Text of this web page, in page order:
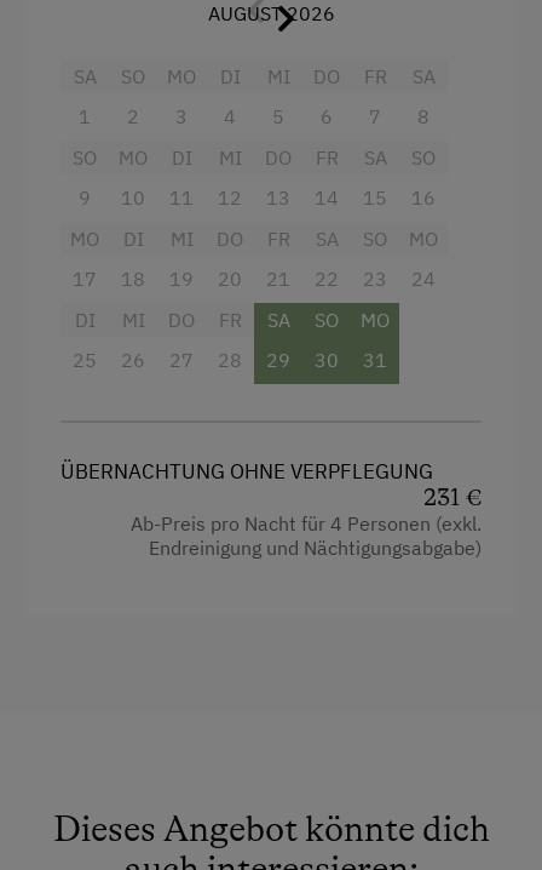
Doppelbett (Kingsize)
Küche mit Mikrowelle | Dusche mit Handtücher |
separates WC | 2x Doppelbett | Balkon |
Aussicht auf eine Berglandschaft
Balkon/Terrasse
Handtücher
Radio
Wasserkocher
Garten
Fernseher
Wlan
AUGUST 2026
SA
1
SO
2
MO
3
DI
4
MI
5
DO
6
FR
7
SA
8
SO
9
MO
10
DI
11
MI
12
DO
13
FR
14
SA
15
SO
16
MO
17
DI
18
MI
19
DO
20
FR
21
SA
22
SO
23
MO
24
DI
25
MI
26
DO
27
FR
28
SA
29
SO
30
MO
31
ÜBERNACHTUNG OHNE VERPFLEGUNG
231 €
Ab-Preis pro Nacht für 4 Personen (exkl.
Endreinigung und Nächtigungsabgabe)
Dieses Angebot könnte dich